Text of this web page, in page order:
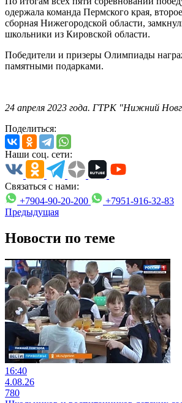
одержала команда Пермского края,
сборная Нижегородской области,
школьники из Кировской области.
Победители и призеры Олимпиады
памятными подарками.
24 апреля 2023 года. ГТРК "Нижний
Поделиться:
Наши соц. сети:
Связаться с нами:
+7904-90-20-200
+7951-916-32-83
Предыдущая
Новости по теме
16:40
4.08.26
780